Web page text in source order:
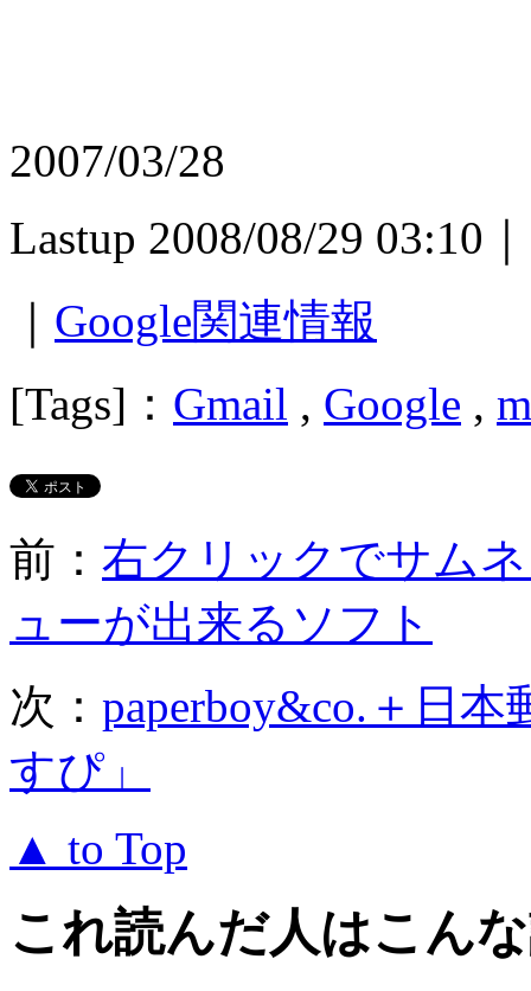
2007/03/28
Lastup 2008/08/29 03:10
Google関連情報
[Tags]： Gmail , Google ,
前： 右クリックでサム
ューが出来るソフト
次： paperboy&co.＋日
すぴ」
▲ to Top
これ読んだ人はこん